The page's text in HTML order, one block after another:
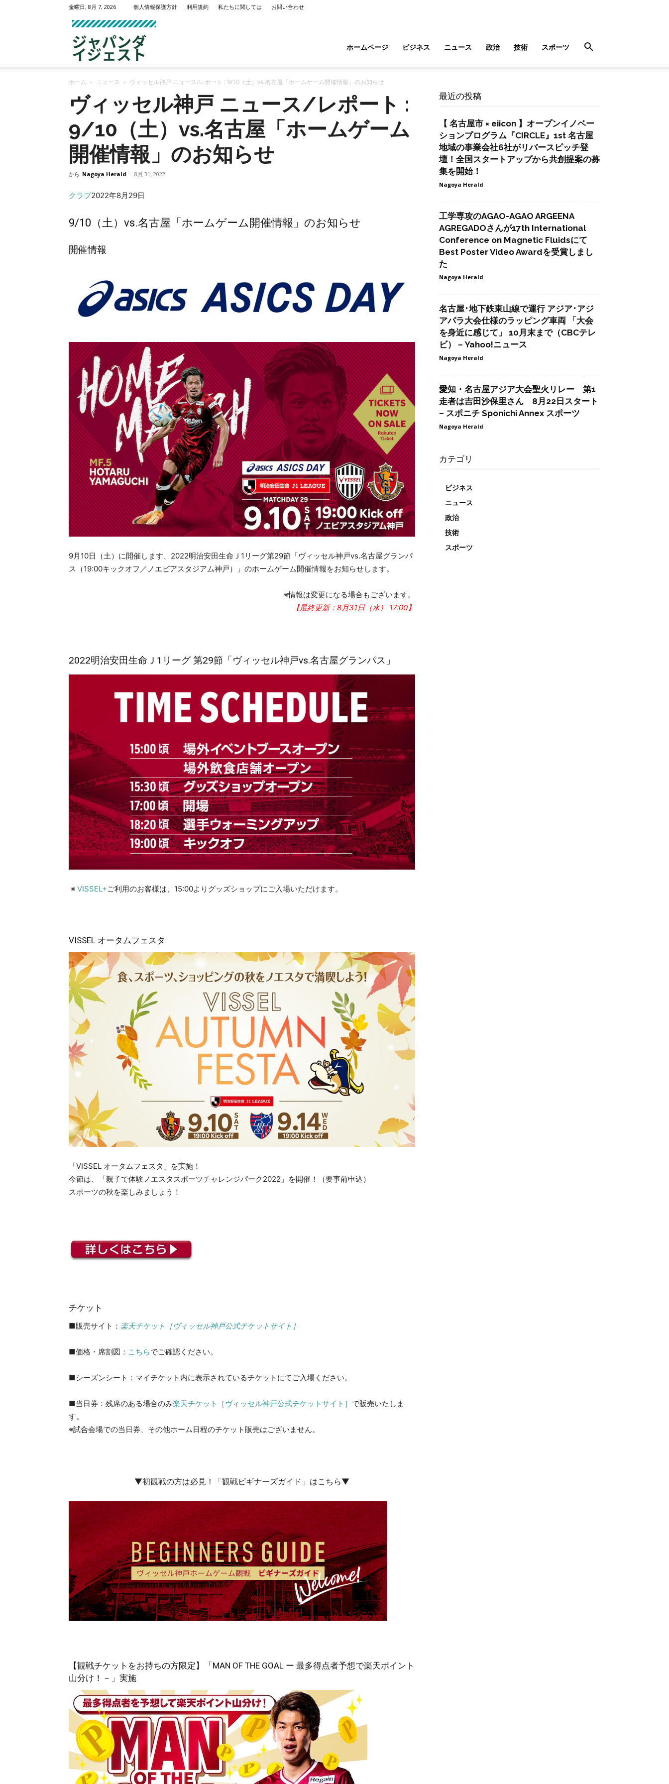
金曜日, 8月 7, 2026 個人情報保護方針 利用規約 私たちに関しては お問い合わせ
ル
ド
ホームページ ビジネス ニュース 政治 技術 スポーツ
ホーム ニュース ヴィッセル神戸 ニュース/レポート : 9/10（土）vs.名古屋「ホームゲーム開催情報」のお知らせ
ヴィッセル神戸 ニュース/レポート :
9/10（土）vs.名古屋「ホームゲーム
開催情報」のお知らせ
から Nagoya Herald - 8月 31, 2022
クラブ2022年8月29日
9/10（土）vs.名古屋「ホームゲーム開催情報」のお知らせ
開催情報
9月10日（土）に開催します、2022明治安田生命Ｊ1リーグ第29節「ヴィッセル神戸vs.名古屋グランパ
ス（19:00キックオフ／ノエビアスタジアム神戸）」のホームゲーム開催情報をお知らせします。
※情報は変更になる場合もございます。
【最終更新：8月31日（水） 17:00】
2022明治安田生命Ｊ1リーグ 第29節「ヴィッセル神戸vs.名古屋グランパス」
※ VISSEL+ご利用のお客様は、15:00よりグッズショップにご入場いただけます。
VISSEL オータムフェスタ
「VISSEL オータムフェスタ」を実施！
今節は、「親子で体験ノエスタスポーツチャレンジパーク2022」を開催！（要事前申込）
スポーツの秋を楽しみましょう！
チケット
■販売サイト： 楽天チケット［ヴィッセル神戸公式チケットサイト］
■価格・席割図： こちらでご確認ください。
■シーズンシート：マイチケット内に表示されているチケットにてご入場ください。
■当日券：残席のある場合のみ楽天チケット［ヴィッセル神戸公式チケットサイト］ で販売いたしま
す。
※試合会場での当日券、その他ホーム日程のチケット販売はございません。
▼初観戦の方は必見！「観戦ビギナーズガイド」はこちら▼
【観戦チケットをお持ちの方限定】「MAN OF THE GOAL ー 最多得点者予想で楽天ポイント
山分け！－」実施
最近の投稿
【 名古屋市 × eiicon 】オープンイノベー
ションプログラム『CIRCLE』1st 名古屋
地域の事業会社6社がリバースピッチ登
壇！全国スタートアップから共創提案の募
集を開始！
Nagoya Herald
工学専攻のAGAO-AGAO ARGEENA
AGREGADOさんが17th International
Conference on Magnetic Fluidsにて
Best Poster Video Awardを受賞しまし
た
Nagoya Herald
名古屋･地下鉄東山線で運行 アジア･アジ
アパラ大会仕様のラッピング車両 「大会
を身近に感じて」 10月末まで（CBCテレ
ビ） – Yahoo!ニュース
Nagoya Herald
愛知・名古屋アジア大会聖火リレー 第1
走者は吉田沙保里さん 8月22日スタート
– スポニチ Sponichi Annex スポーツ
Nagoya Herald
カテゴリ
ビジネス
ニュース
政治
技術
スポーツ